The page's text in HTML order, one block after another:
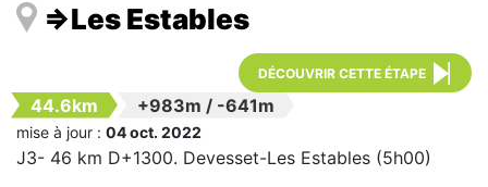
=>Les Estables
DÉCOUVRIR CETTE ÉTAPE
44.6km +983m / -641m
mise à jour : 04 oct. 2022
J3- 46 km D+1300. Devesset-Les Estables (5h00)